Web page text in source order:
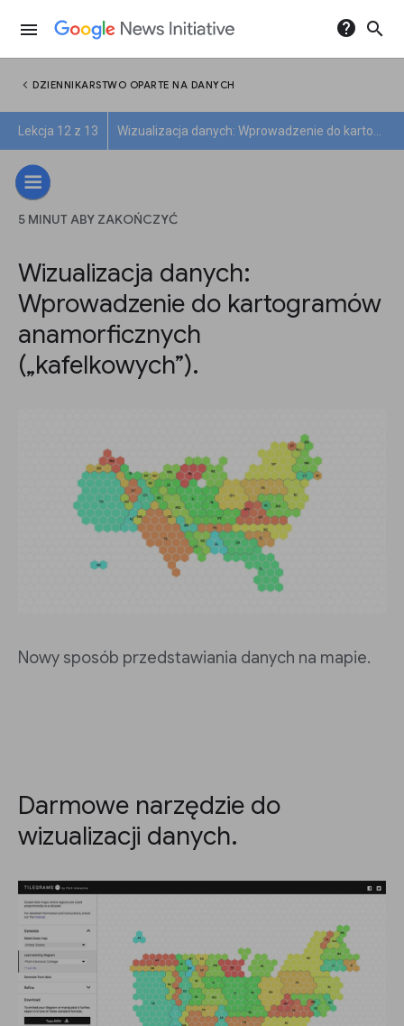
menu help search
chevron_left DZIENNIKARSTWO OPARTE NA DANYCH
Lekcja 12 z 13
5 MINUT ABY ZAKOŃCZYĆ
Wizualizacja danych:
Wprowadzenie do kartogramów
anamorficznych
(„kafelkowych”).
Nowy sposób przedstawiania danych na mapie.
Darmowe narzędzie do
wizualizacji danych.